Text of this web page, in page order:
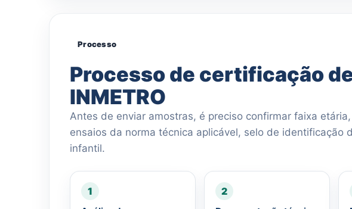
Processo
Processo de certificação
INMETRO
Antes de enviar amostras, é preciso confirmar faixa
ensaios da norma técnica aplicável, selo de identificação
infantil.
1 2